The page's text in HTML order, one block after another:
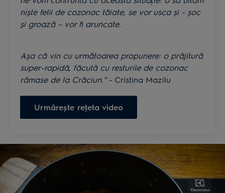
niște felii de cozonac tăiate, se vor usca și - șoc
și groază – vor fi aruncate.
Așa că vin cu următoarea propunere: o prăjitură
super-rapidă, făcută cu resturile de cozonac
rămase de la Crăciun." - Cristina Mazilu
Urmărește reţeta video